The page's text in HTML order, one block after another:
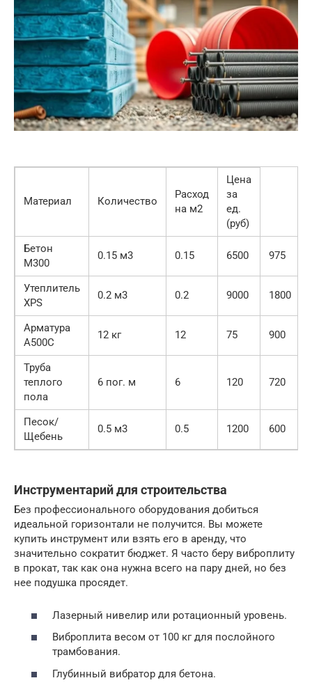
Материал Количество
Расход
на м2
Цена
за
ед.
(руб)
Бетон
М300
0.15 м3 0.15 6500 975
Утеплитель
XPS
0.2 м3 0.2 9000 1800
Арматура
А500С
12 кг 12 75 900
Труба
теплого
пола
6 пог. м 6 120 720
Песок/
Щебень
0.5 м3 0.5 1200 600
Инструментарий для строительства
Без профессионального оборудования добиться
идеальной горизонтали не получится. Вы можете
купить инструмент или взять его в аренду, что
значительно сократит бюджет. Я часто беру виброплиту
в прокат, так как она нужна всего на пару дней, но без
нее подушка просядет.
Лазерный нивелир или ротационный уровень.
Виброплита весом от 100 кг для послойного
трамбования.
Глубинный вибратор для бетона.